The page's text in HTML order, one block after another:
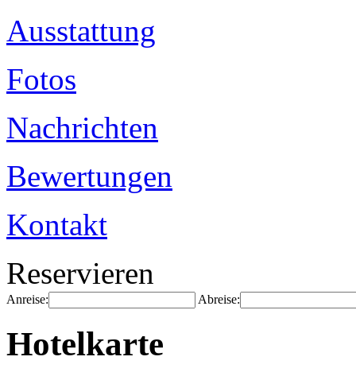
Ausstattung
Fotos
Nachrichten
Bewertungen
Kontakt
Reservieren
Anreise: Abreise:
Hotelkarte